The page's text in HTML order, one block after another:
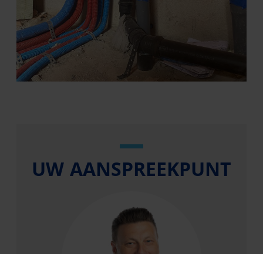
UW AANSPREEKPUNT